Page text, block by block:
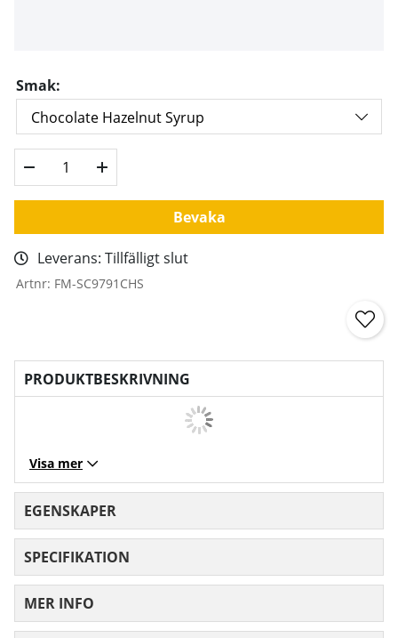
Smak:
Bevaka
Leverans: Tillfälligt slut
Artnr: FM-SC9791CHS
PRODUKTBESKRIVNING
Visa mer
EGENSKAPER
SPECIFIKATION
MER INFO